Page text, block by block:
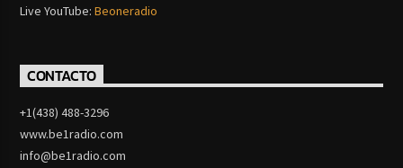
Live YouTube:Beoneradio
CONTACTO
+1(438) 488-3296
www.be1radio.com
info@be1radio.com